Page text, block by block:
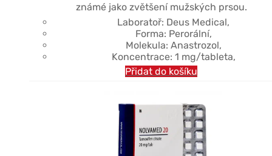
známé jako zvětšení mužských prsou.
Laboratoř: Deus Medical,
Forma: Perorální,
Molekula: Anastrozol,
Koncentrace: 1 mg/tableta,
Přidat do košíku